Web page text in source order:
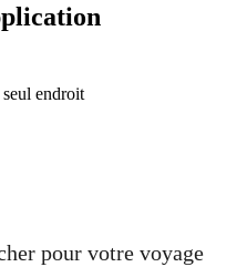
endroit
pour votre voyage